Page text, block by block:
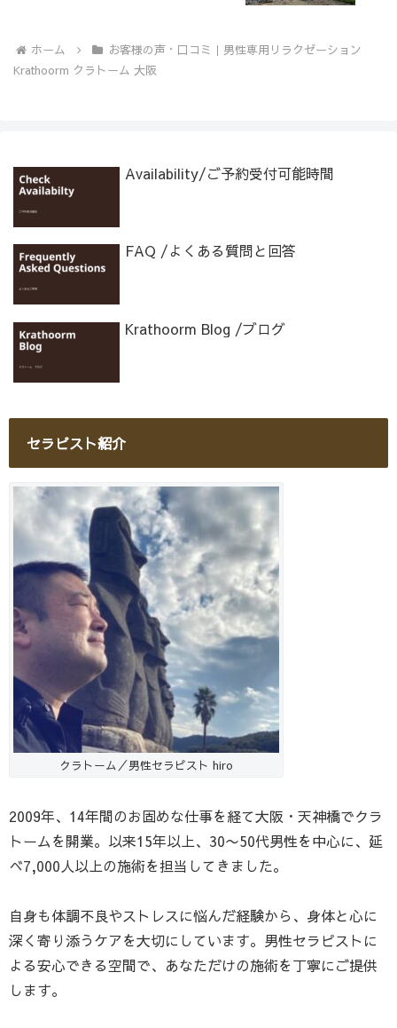
ホーム
お客様の声・口コミ｜男性専用リラクゼーション
Krathoorm クラトーム 大阪
Availability/ご予約受付可能時間
FAQ /よくある質問と回答
Krathoorm Blog /ブログ
セラピスト紹介
クラトーム／男性セラピスト hiro
2009年、14年間のお固めな仕事を経て大阪・天神橋でクラ
トームを開業。以来15年以上、30〜50代男性を中心に、延
べ7,000人以上の施術を担当してきました。
自身も体調不良やストレスに悩んだ経験から、身体と心に
深く寄り添うケアを大切にしています。男性セラピストに
よる安心できる空間で、あなただけの施術を丁寧にご提供
します。